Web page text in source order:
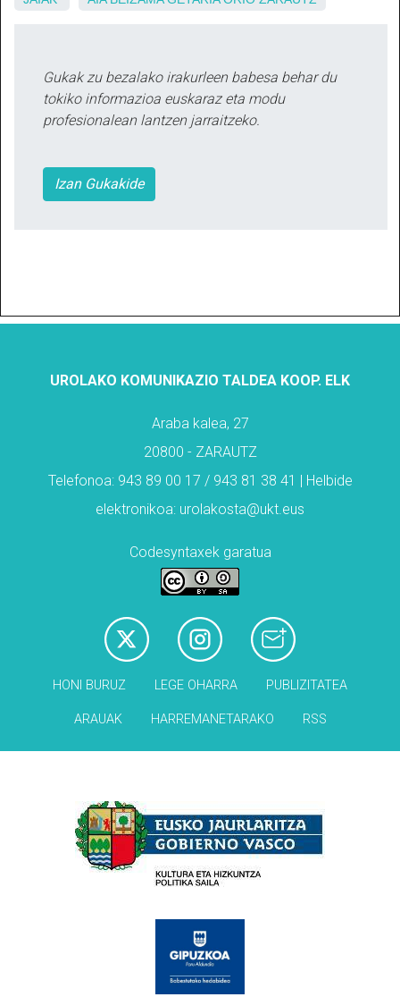
Gukak zu bezalako irakurleen babesa behar du
tokiko informazioa euskaraz eta modu
profesionalean lantzen jarraitzeko.
Izan Gukakide
UROLAKO KOMUNIKAZIO TALDEA KOOP. ELK
Araba kalea, 27
20800 - ZARAUTZ
Telefonoa: 943 89 00 17 / 943 81 38 41 | Helbide
elektronikoa: urolakosta@ukt.eus
Codesyntaxek garatua
HONI BURUZ LEGE OHARRA PUBLIZITATEA
ARAUAK HARREMANETARAKO RSS